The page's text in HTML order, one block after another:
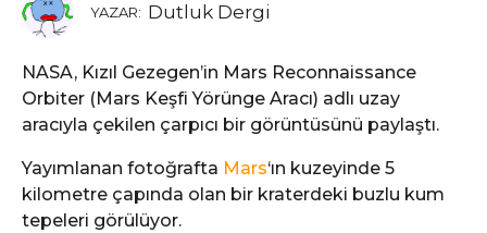
y
l
ö
n
e
YAZAR: Dutluk Dergi
NASA, Kızıl Gezegen’in Mars Reconnaissance
Orbiter (Mars Keşfi Yörünge Aracı) adlı uzay
aracıyla çekilen çarpıcı bir görüntüsünü paylaştı.
Yayımlanan fotoğrafta Mars‘ın kuzeyinde 5
kilometre çapında olan bir kraterdeki buzlu kum
tepeleri görülüyor.